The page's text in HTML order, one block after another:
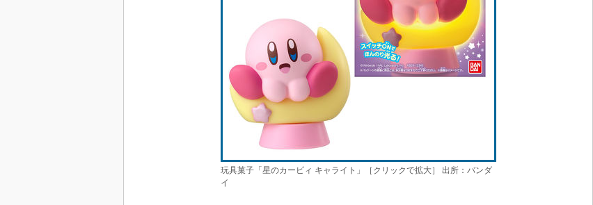
制御セキュリティ
新型コロナへの対応
玩具菓子「星のカービィ キャライト」［クリックで拡大］ 出所：バンダ
イ